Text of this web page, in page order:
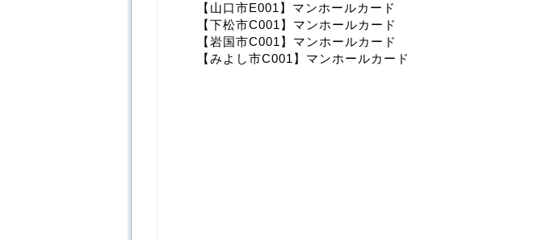
【山口市E001】マンホールカード
【下松市C001】マンホールカード
【岩国市C001】マンホールカード
【みよし市C001】マンホールカード